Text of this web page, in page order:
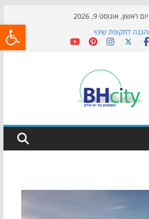
יום ראשון, אוגוסט 9, 2026
לתקופת שינוי
ממשיך לכבוש את הגינות: מאות משפחות
מיוחדת: הקרנת גמר המונדיאל בטרמינל
הנוער בבת־ים: חוף הריביירה הופך למרחב
הערב